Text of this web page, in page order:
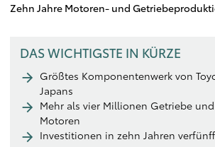
Zehn Jahre Motoren- und
DAS WICHTIGSTE IN KÜRZE
Größtes Komponentenwerk von
Japans
Mehr als vier Millionen Getriebe
Motoren
Investitionen in zehn Jahren